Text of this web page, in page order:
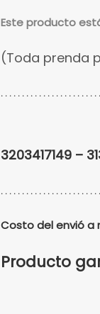
Esteproducto
(Toda prenda
. . . . . . . . . . . . . . . . . . . . . .
3203417149 –
. . . . . . . . . . . . . . . . . . . . . .
Costo del envió a
Producto